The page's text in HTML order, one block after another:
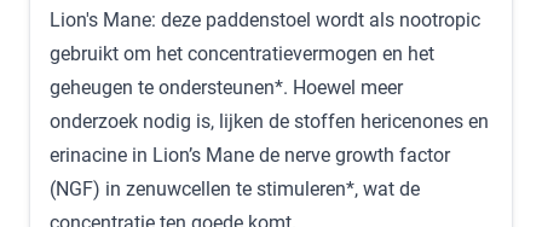
Lion's Mane: deze paddenstoel wordt als nootropic
gebruikt om het concentratievermogen en het
geheugen te ondersteunen*. Hoewel meer
onderzoek nodig is, lijken de stoffen hericenones en
erinacine in Lion’s Mane de nerve growth factor
(NGF) in zenuwcellen te stimuleren*, wat de